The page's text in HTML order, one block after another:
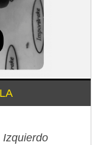
Izquierdo